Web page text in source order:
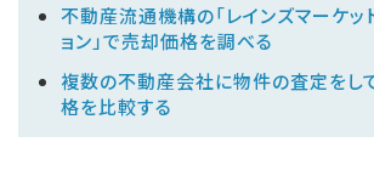
不動産流通機構の「レインズマーケッ
ョン」で売却価格を調べる
複数の不動産会社に物件の査定をし
格を比較する